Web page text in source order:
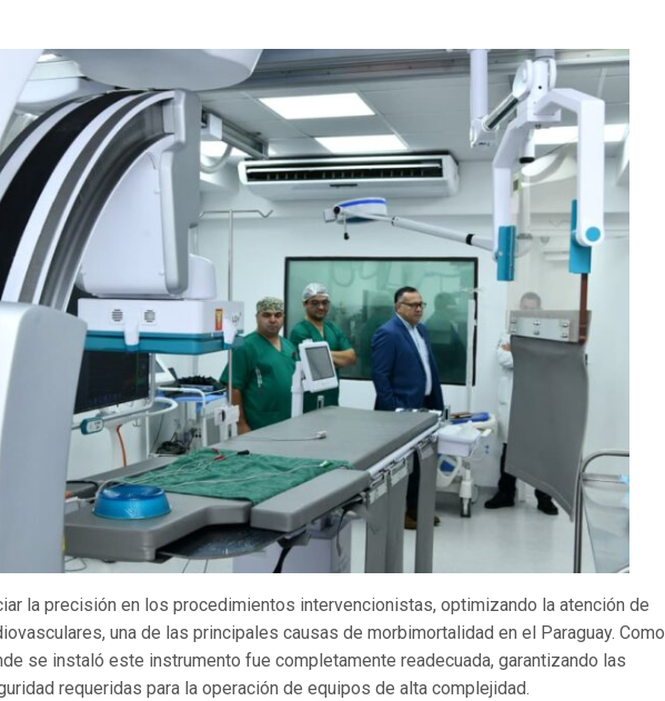
la precisión en los procedimientos intervencionistas, optimizando la atención de
una de las principales causas de morbimortalidad en el Paraguay. Como
se instaló este instrumento fue completamente readecuada, garantizando las
requeridas para la operación de equipos de alta complejidad.